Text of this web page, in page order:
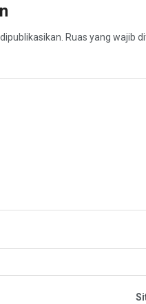
Ruas yang wajib